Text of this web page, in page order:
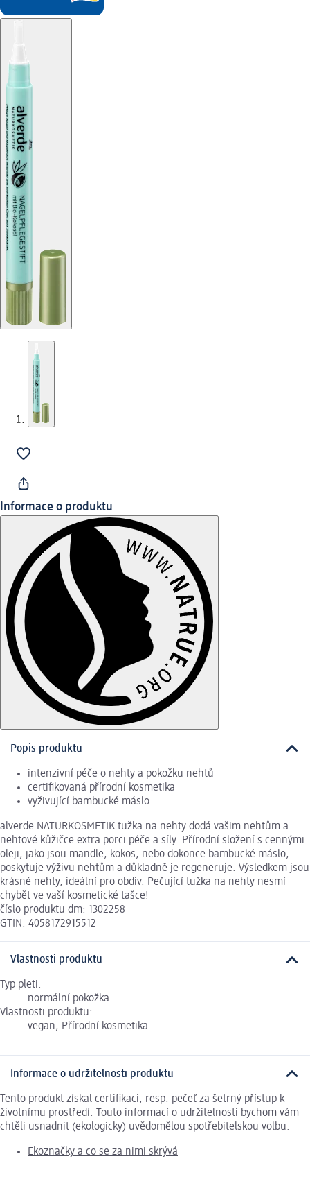
Informace o produktu
Popis produktu
intenzivní péče o nehty a pokožku nehtů
certifikovaná přírodní kosmetika
vyživující bambucké máslo
alverde NATURKOSMETIK tužka na nehty dodá vašim nehtům a
nehtové kůžičce extra porci péče a síly. Přírodní složení s cennými
oleji, jako jsou mandle, kokos, nebo dokonce bambucké máslo,
poskytuje výživu nehtům a důkladně je regeneruje. Výsledkem jsou
krásné nehty, ideální pro obdiv. Pečující tužka na nehty nesmí
chybět ve vaší kosmetické tašce!
číslo produktu dm: 1302258
GTIN: 4058172915512
Vlastnosti produktu
Typ pleti:
normální pokožka
Vlastnosti produktu:
vegan, Přírodní kosmetika
Informace o udržitelnosti produktu
Tento produkt získal certifikaci, resp. pečeť za šetrný přístup k
životnímu prostředí. Touto informací o udržitelnosti bychom vám
chtěli usnadnit (ekologicky) uvědomělou spotřebitelskou volbu.
Ekoznačky a co se za nimi skrývá